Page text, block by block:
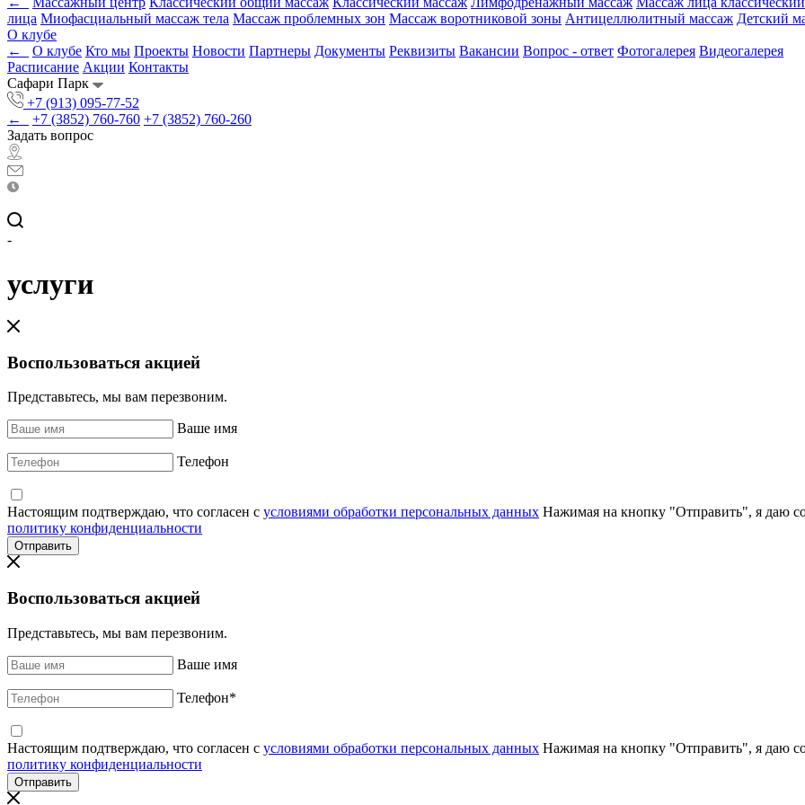
лица Миофасциальный массаж тела Массаж проблемных зон Массаж воротниковой зоны Антицеллюлитный массаж Детский
О клубе
←
О клубе Кто мы Проекты Новости Партнеры Документы Реквизиты Вакансии Вопрос - ответ Фотогалерея Видеогалерея
Расписание Акции Контакты
Сафари Парк
+7 (913) 095-77-52
←
+7 (3852) 760-760 +7 (3852) 760-260
Задать вопрос
-
услуги
Воспользоваться акцией
Представьтесь, мы вам перезвоним.
Ваше имя
Телефон
Настоящим подтверждаю, что согласен с условиями обработки персональных данных Нажимая на кнопку "Отправить", я даю
политику конфиденциальности
Воспользоваться акцией
Представьтесь, мы вам перезвоним.
Ваше имя
Телефон*
Настоящим подтверждаю, что согласен с условиями обработки персональных данных Нажимая на кнопку "Отправить", я даю
политику конфиденциальности